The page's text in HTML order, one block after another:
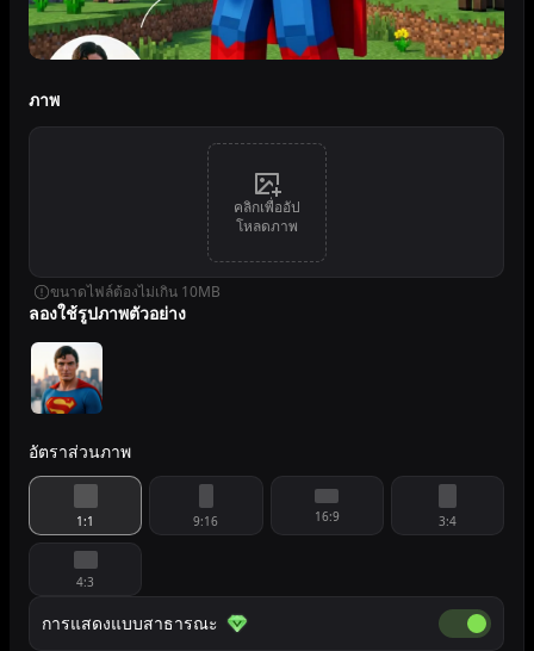
ภาพ
คลิกเพื่ออัป
โหลดภาพ
ขนาดไฟล์ต้องไม่เกิน 10MB
ลองใช้รูปภาพตัวอย่าง
อัตราส่วนภาพ
1:1 9:16 16:9 3:4
4:3
การแสดงแบบสาธารณะ การแสดง